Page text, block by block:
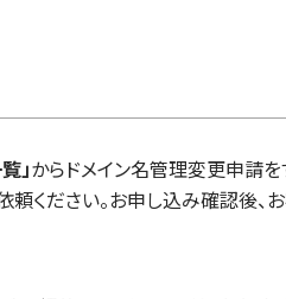
」からドメイン名管理変更申請を
頼ください。お申し込み確認後